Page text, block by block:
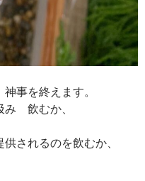
事を終えます。
み 飲むか、
されるのを飲むか、